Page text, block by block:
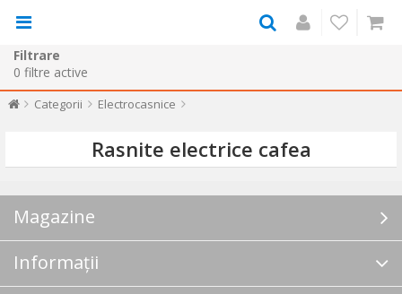
Filtrare
0 filtre active
Categorii Electrocasnice
Rasnite electrice cafea
Magazine
Informații